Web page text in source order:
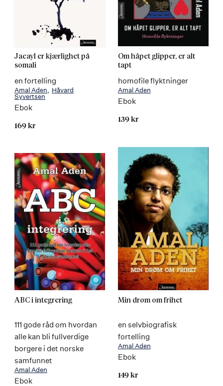
Jacayl er kjærlighet på
somali
en fortelling
Amal Aden
Håvard
Syvertsen
Ebok
169 kr
Om håpet glipper, er alt
tapt
homofile flyktninger
Amal Aden
Ebok
139 kr
ABC i integrering
111 gode råd om hvordan
alle kan bli fullverdige
borgere i det norske
samfunnet
Amal Aden
Ebok
Min drøm om frihet
en selvbiografisk
fortelling
Amal Aden
Ebok
149 kr